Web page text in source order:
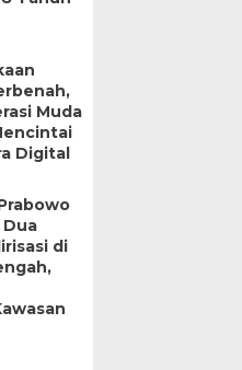
Muda
Digital
Dua
di